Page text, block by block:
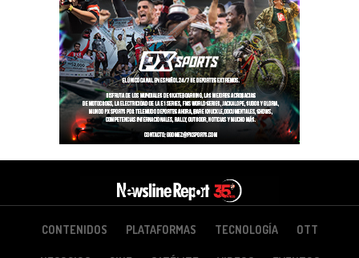
CONTENIDOS PLATAFORMAS TECNOLOGÍA OTT